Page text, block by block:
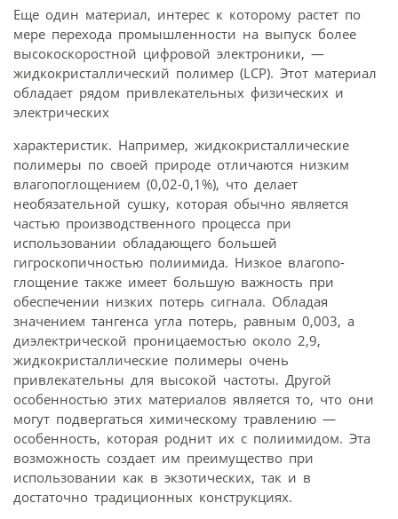
Еще один материал, интерес к которому растет по
мере перехода промышленности на выпуск более
высокоскоростной цифровой электроники, —
жидкокристаллический полимер (LCP). Этот материал
обладает рядом привлекательных физических и
электрических
характеристик. Например, жидкокристаллические
полимеры по своей природе отличаются низким
влагопоглощением (0,02-0,1%), что делает
необязательной сушку, которая обычно является
частью производственного процесса при
использовании обладающего большей
гигроскопичностью полиимида. Низкое влагопо-
глощение также имеет большую важность при
обеспечении низких потерь сигнала. Обладая
значением тангенса угла потерь, равным 0,003, а
диэлектрической проницаемостью около 2,9,
жидкокристаллические полимеры очень
привлекательны для высокой частоты. Другой
особенностью этих материалов является то, что они
могут подвергаться химическому травлению —
особенность, которая роднит их с полиимидом. Эта
возможность создает им преимущество при
использовании как в экзотических, так и в
достаточно традиционных конструкциях.